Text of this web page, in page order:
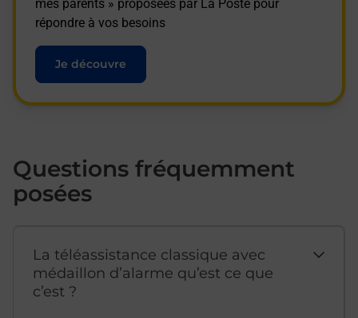
mes parents » proposées par La Poste pour
répondre à vos besoins
Je découvre
Questions fréquemment
posées
La téléassistance classique avec
médaillon d’alarme qu’est ce que
c’est ?